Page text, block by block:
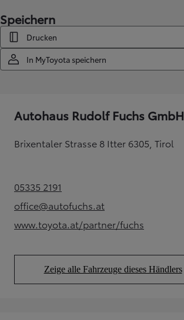
Speichern
Drucken
In MyToyota speichern
Autohaus Rudolf Fuchs GmbH
Brixentaler Strasse 8 Itter 6305, Tirol
05335 2191(Opens in new tab)
office@autofuchs.at
(Opens in new tab)
www.toyota.at/partner/fuchs
(Opens in new tab)
Zeige alle Fahrzeuge dieses Händlers
(Opens in new tab)